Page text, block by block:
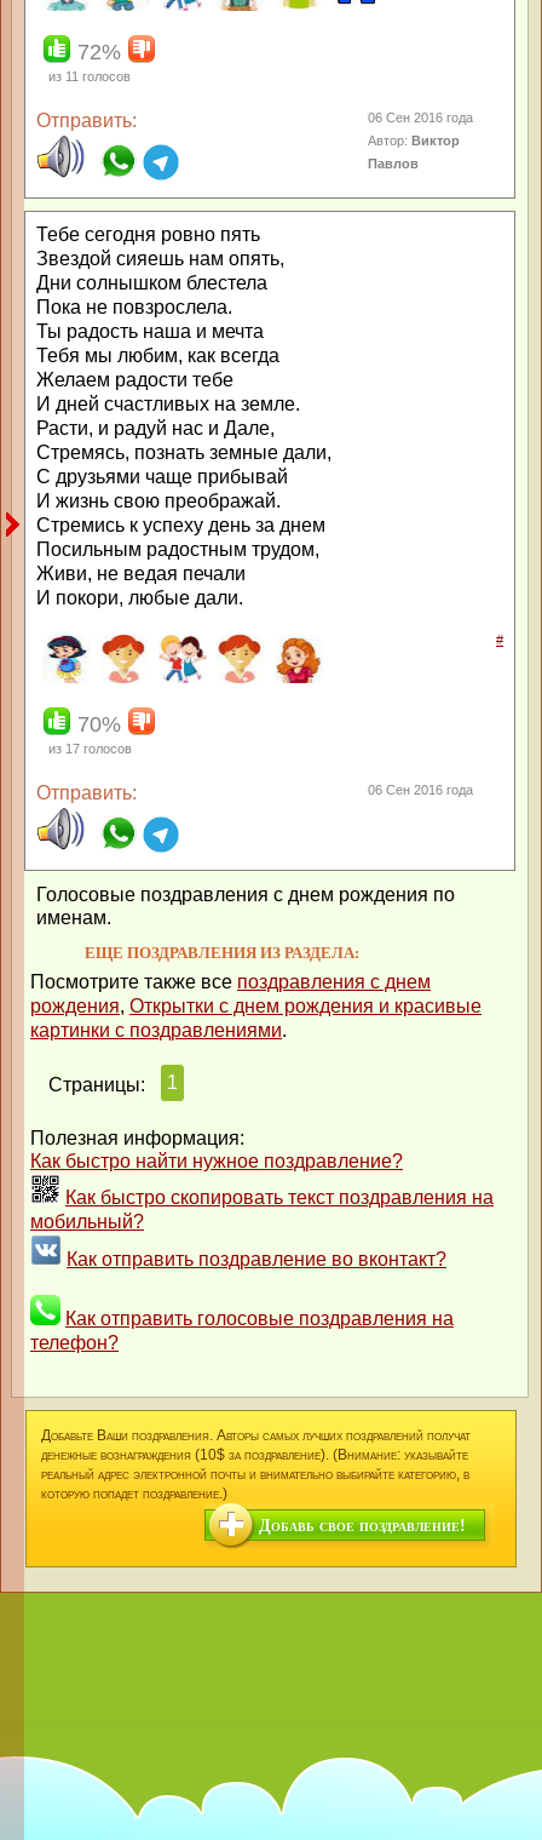
72%
из 11 голосов
Отправить:
06 Сен 2016 года
Автор:Виктор
Павлов
Тебе сегодня ровно пять
Звездой сияешь нам опять,
Дни солнышком блестела
Пока не повзрослела.
Ты радость наша и мечта
Тебя мы любим, как всегда
Желаем радости тебе
И дней счастливых на земле.
Расти, и радуй нас и Дале,
Стремясь, познать земные дали,
С друзьями чаще прибывай
И жизнь свою преображай.
Стремись к успеху день за днем
Посильным радостным трудом,
Живи, не ведая печали
И покори, любые дали.
#
70%
из 17 голосов
Отправить: 06 Сен 2016 года
Голосовые поздравления с днем рождения по
именам.
ЕЩЕ ПОЗДРАВЛЕНИЯ ИЗ РАЗДЕЛА:
Посмотрите также все поздравления с днем
рождения, Открытки с днем рождения и красивые
картинки с поздравлениями.
Страницы: 1
Полезная информация:
Как быстро найти нужное поздравление?
Как быстро скопировать текст поздравления на
мобильный?
Как отправить поздравление во вконтакт?
Как отправить голосовые поздравления на
телефон?
Добавьте Ваши поздравления. Авторы самых лучших поздравлений получат
денежные вознаграждения (10$ за поздравление). (Внимание: указывайте
реальный адрес электронной почты и внимательно выбирайте категорию, в
которую попадет поздравление.)
Добавь свое поздравление!